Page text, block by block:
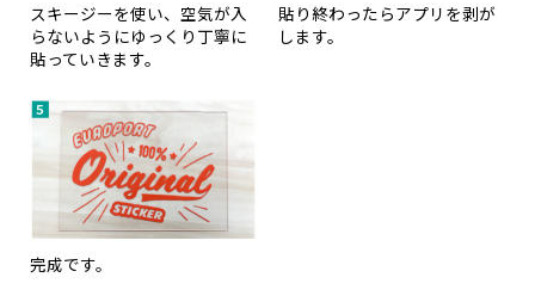
スキージーを使い、空気が入
らないようにゆっくり丁寧に
貼っていきます。
貼り終わったらアプリを剥が
します。
完成です。